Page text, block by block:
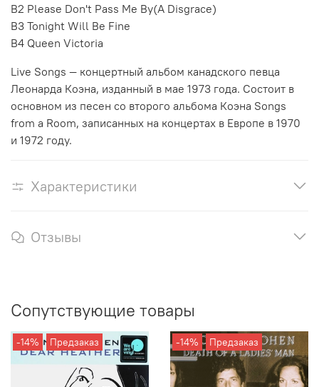
B2 Please Don't Pass Me By(A Disgrace)
B3 Tonight Will Be Fine
B4 Queen Victoria
Live Songs — концертный альбом канадского певца
Леонарда Коэна, изданный в мае 1973 года. Состоит в
основном из песен со второго альбома Коэна Songs
from a Room, записанных на концертах в Европе в 1970
и 1972 году.
Характеристики
Отзывы
Сопутствующие товары
-14% Предзаказ -14% Предзаказ